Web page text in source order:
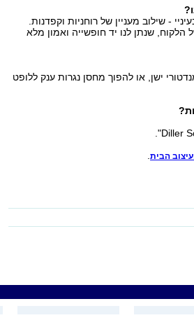
- שילוב מעניין של רוחניות וקפדנות.
הלקוח, שנתן לנו יד חופשייה ואמון מלא
ישן, או להפוך מחסן נגרות ענק ללופט
הבית.